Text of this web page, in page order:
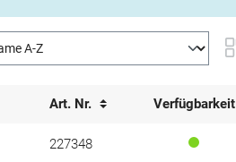
Art. Nr. Verfügbarkeit
227348